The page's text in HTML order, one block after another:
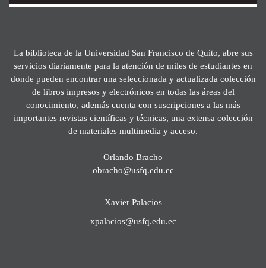
La biblioteca de la Universidad San Francisco de Quito, abre sus
servicios diariamente para la atención de miles de estudiantes en
donde pueden encontrar una seleccionada y actualizada colección
de libros impresos y electrónicos en todas las áreas del
conocimiento, además cuenta con suscripciones a las más
importantes revistas científicas y técnicas, una extensa colección
de materiales multimedia y acceso.
Orlando Bracho
obracho@usfq.edu.ec
Xavier Palacios
xpalacios@usfq.edu.ec